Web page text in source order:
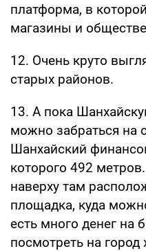
платформа, в
магазины и
12. Очень круто
старых районов.
13. А пока
можно забраться на
Шанхайский
которого 492
наверху там
площадка, куда
есть много денег на
посмотреть на город